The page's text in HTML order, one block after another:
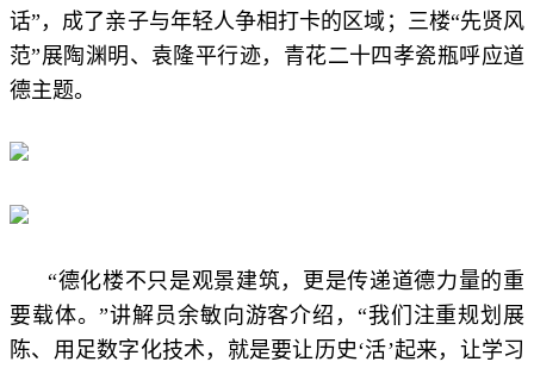
话”，成了亲子与年轻人争相打卡的区域；三楼“先贤风
范”展陶渊明、袁隆平行迹，青花二十四孝瓷瓶呼应道
德主题。
“德化楼不只是观景建筑，更是传递道德力量的重
要载体。”讲解员余敏向游客介绍，“我们注重规划展
陈、用足数字化技术，就是要让历史‘活’起来，让学习